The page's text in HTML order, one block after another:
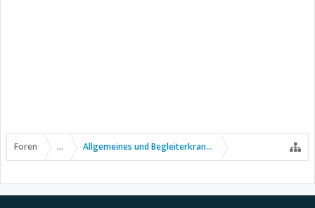
Foren ... Allgemeines und Begleiterkrankungen